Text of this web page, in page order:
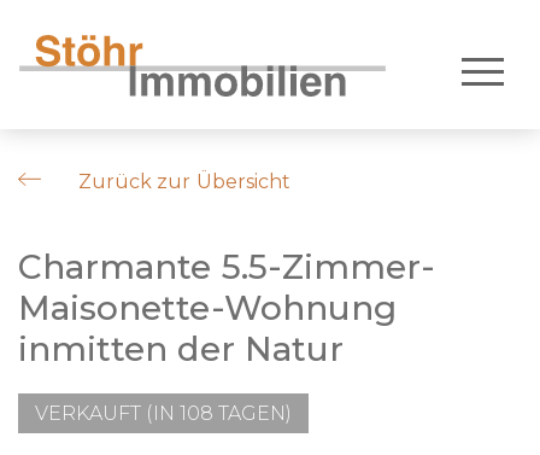
Zurück zur Übersicht
Charmante 5.5-Zimmer-
Maisonette-Wohnung
inmitten der Natur
VERKAUFT (IN 108 TAGEN)